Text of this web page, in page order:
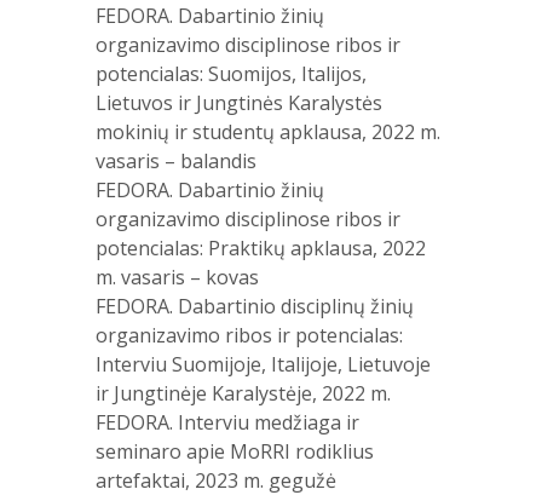
FEDORA. Dabartinio žinių
organizavimo disciplinose ribos ir
potencialas: Suomijos, Italijos,
Lietuvos ir Jungtinės Karalystės
mokinių ir studentų apklausa, 2022 m.
vasaris – balandis
FEDORA. Dabartinio žinių
organizavimo disciplinose ribos ir
potencialas: Praktikų apklausa, 2022
m. vasaris – kovas
FEDORA. Dabartinio disciplinų žinių
organizavimo ribos ir potencialas:
Interviu Suomijoje, Italijoje, Lietuvoje
ir Jungtinėje Karalystėje, 2022 m.
FEDORA. Interviu medžiaga ir
seminaro apie MoRRI rodiklius
artefaktai, 2023 m. gegužė